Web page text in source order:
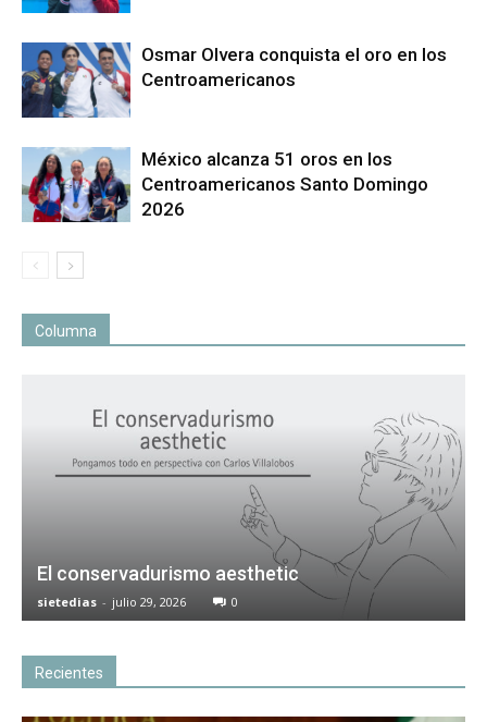
Osmar Olvera conquista el oro en los
Centroamericanos
México alcanza 51 oros en los
Centroamericanos Santo Domingo
2026
Columna
El conservadurismo aesthetic
sietedias - julio 29, 2026 0
Recientes